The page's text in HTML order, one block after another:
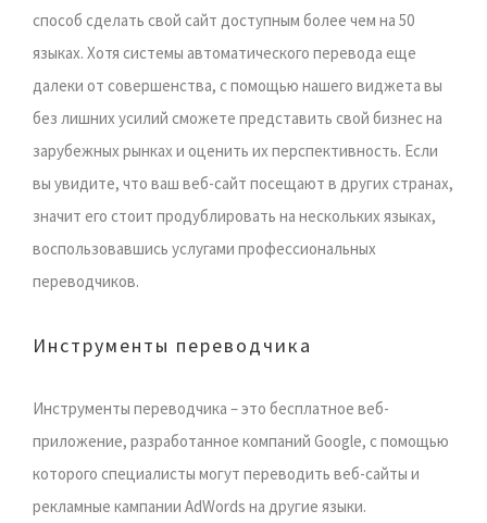
способ сделать свой сайт доступным более чем на 50
языках. Хотя системы автоматического перевода еще
далеки от совершенства, с помощью нашего виджета вы
без лишних усилий сможете представить свой бизнес на
зарубежных рынках и оценить их перспективность. Если
вы увидите, что ваш веб-сайт посещают в других странах,
значит его стоит продублировать на нескольких языках,
воспользовавшись услугами профессиональных
переводчиков.
Инструменты переводчика
Инструменты переводчика – это бесплатное веб-
приложение, разработанное компаний Google, с помощью
которого специалисты могут переводить веб-сайты и
рекламные кампании AdWords на другие языки.